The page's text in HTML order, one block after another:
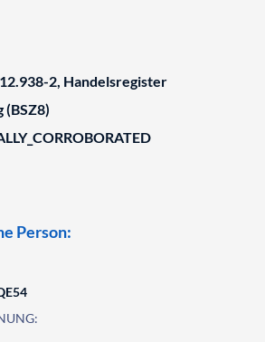
2, Handelsregister
(BSZ8)
Person: